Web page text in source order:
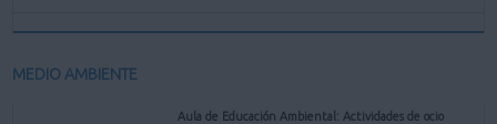
MEDIO AMBIENTE
Aula de Educación Ambiental: Actividades de ocio